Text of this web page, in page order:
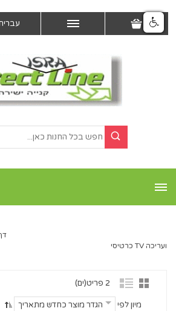
ועריכה TV כרטיסי
2 פריט(ים)
מיון לפי הגדר מוצר כחדש מתאריך